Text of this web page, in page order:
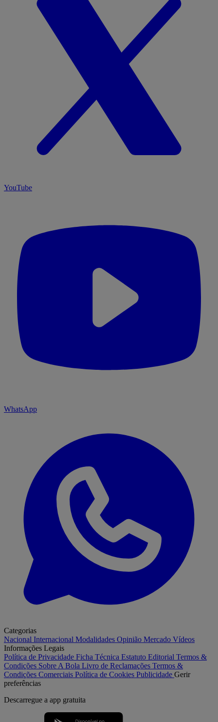
YouTube
WhatsApp
Categorias
Nacional Internacional Modalidades Opinião Mercado Vídeos
Informações Legais
Política de Privacidade Ficha Técnica Estatuto Editorial Termos &
Condições Sobre A Bola Livro de Reclamações Termos &
Condições Comerciais Política de Cookies Publicidade Gerir
preferências
Descarregue a app gratuita